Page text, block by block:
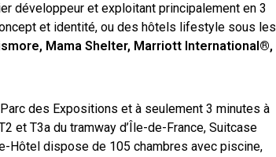
développeur et exploitant principalement en 3
et identité, ou des hôtels lifestyle sous les
Mama Shelter, Marriott International®,
des Expositions et à seulement 3 minutes à
et T3a du tramway d’Île-de-France, Suitcase
Hôtel dispose de 105 chambres avec piscine,